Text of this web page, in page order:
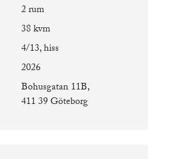
2 rum
38 kvm
4/13, hiss
2026
Bohusgatan 11B,
411 39 Göteborg